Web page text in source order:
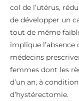
col de l’utérus,
de développer un
tout de même
implique l’absence
médecins
femmes dont les
d’un an, à
d’hystérectomie.